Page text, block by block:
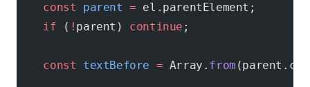
    const
parent = el.parentElement;
    if
( ! parent) continue ;
    const
textBefore = Array. from